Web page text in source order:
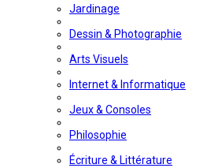
Jardinage
Dessin & Photographie
Arts Visuels
Internet & Informatique
Jeux & Consoles
Philosophie
Écriture & Littérature